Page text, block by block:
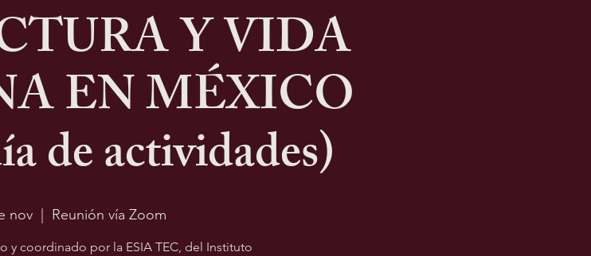
Y VIDA
EN MÉXICO
de actividades)
nov Reunión vía Zoom
y coordinado por la ESIA TEC, del Instituto